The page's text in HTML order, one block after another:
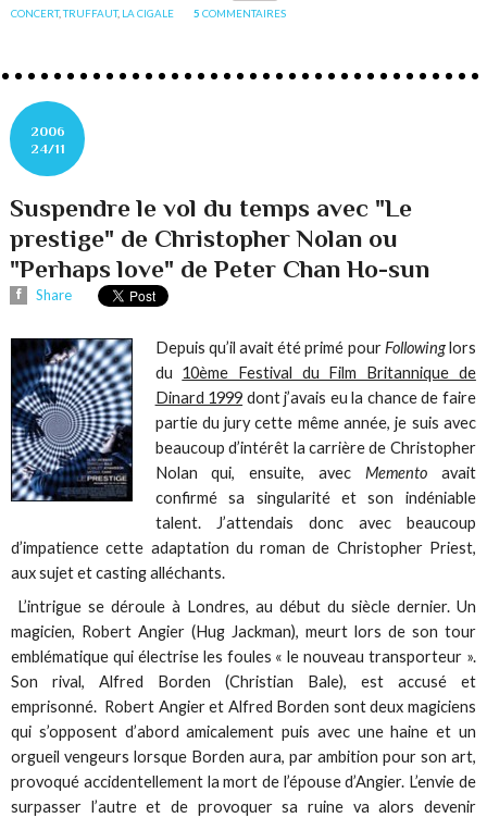
CONCERT,TRUFFAUT, LA CIGALE 5 COMMENTAIRES
2006
24/11
Suspendre le vol du temps avec "Le
prestige" de Christopher Nolan ou
"Perhaps love" de Peter Chan Ho-sun
Share
Depuis qu’il avait été primé pourFollowinglors
du 10ème Festival du Film Britannique de
Dinard 1999 dont j’avais eu la chance de faire
partie du jury cette même année, je suis avec
beaucoup d’intérêt la carrière de Christopher
Nolan qui, ensuite, avecMemento avait
confirmé sa singularité et son indéniable
talent. J’attendais donc avec beaucoup
d’impatience cette adaptation du roman de Christopher Priest,
aux sujet et casting alléchants.
L’intrigue se déroule à Londres, au début du siècle dernier. Un
magicien, Robert Angier (Hug Jackman), meurt lors de son tour
emblématique qui électrise les foules « le nouveau transporteur ».
Son rival, Alfred Borden (Christian Bale), est accusé et
emprisonné. Robert Angier et Alfred Borden sont deux magiciens
qui s’opposent d’abord amicalement puis avec une haine et un
orgueil vengeurs lorsque Borden aura, par ambition pour son art,
provoqué accidentellement la mort de l’épouse d’Angier. L’envie de
surpasser l’autre et de provoquer sa ruine va alors devenir